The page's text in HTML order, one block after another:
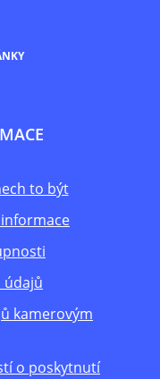
to být
údajů
kamerovým
o poskytnutí